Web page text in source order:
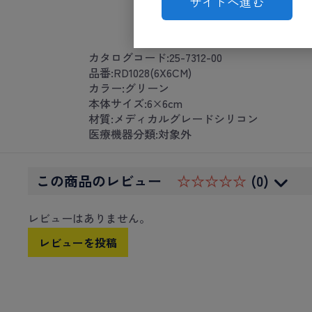
カタログコード:25-7312-00
品番:RD1028(6X6CM)
カラー:グリーン
本体サイズ:6×6cm
材質:メディカルグレードシリコン
医療機器分類:対象外
この商品のレビュー ☆☆☆☆☆ (0)
レビューはありません。
レビューを投稿